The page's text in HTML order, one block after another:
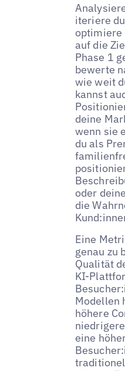
iteriere
optimiere
auf die
Phase 1
bewerte
wie weit
kannst
deine
wenn sie
du als
oder
die
Eine
genau zu
Qualität
KI-
Modellen
höhere
eine